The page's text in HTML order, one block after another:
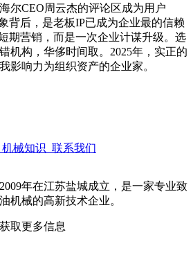
尔CEO周云杰的评论区成为用户
后，是老板IP已成为企业最的信赖
期营销，而是一次企业计谋升级。选
机构，华侈时间取。2025年，实正的
影响力为组织资产的企业家。
机械知识 联系我们
年在江苏盐城成立，是一家专业致
机械的高新技术企业。
取更多信息